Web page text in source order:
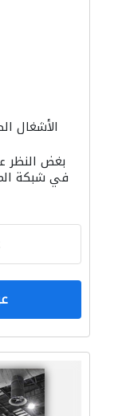
الأشغال
بغض النظر
في شبكة